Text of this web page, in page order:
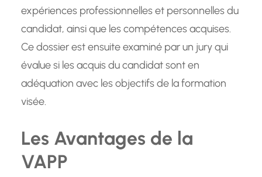
expériences professionnelles et personnelles du
candidat, ainsi que les compétences acquises.
Ce dossier est ensuite examiné par un jury qui
évalue si les acquis du candidat sont en
adéquation avec les objectifs de la formation
visée.
Les Avantages de la
VAPP